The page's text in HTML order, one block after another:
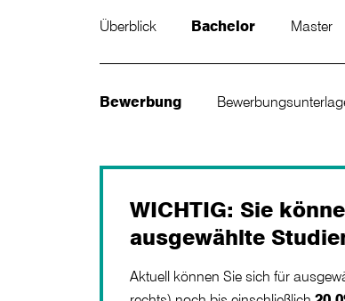
Überblick Bachelor Master
Bewerbung
WICHTIG: Sie
ausgewählte
Aktuell können Sie sich für